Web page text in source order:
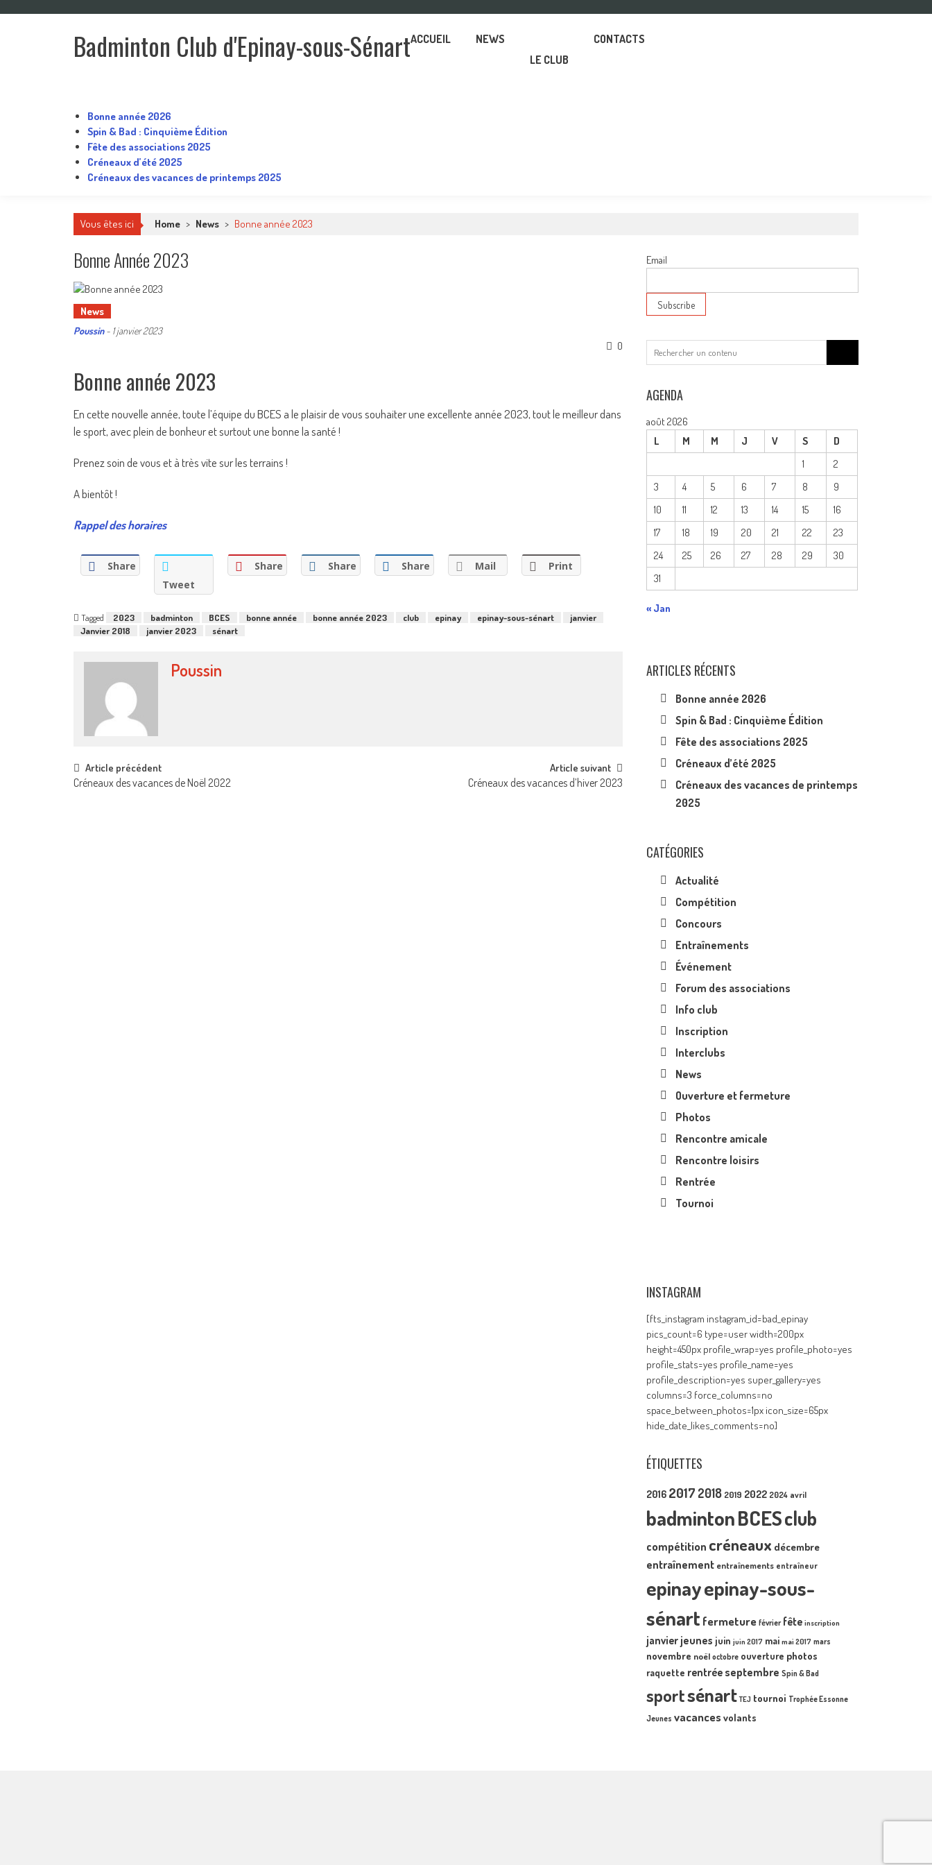
Badminton Club d'Epinay-sous-SénartACCUEIL
NEWS
LE CLUB
CONTACTS
Bonne année 2026
Spin & Bad : Cinquième Édition
Fête des associations 2025
Créneaux d’été 2025
Créneaux des vacances de printemps 2025
Vous êtes ici Home > News > Bonne année 2023
Bonne Année 2023
News
Poussin - 1 janvier 2023
0
Bonne année 2023
En cette nouvelle année, toute l’équipe du BCES a le plaisir de vous souhaiter une excellente année 2023, tout le meilleur dans
le sport, avec plein de bonheur et surtout une bonne la santé !
Prenez soin de vous et à très vite sur les terrains !
A bientôt !
Rappel des horaires
Share
Tweet
Share Share Share Mail Print
Tagged 2023 badminton BCES bonne année bonne année 2023 club epinay epinay-sous-sénart
janvier
Janvier 2018
janvier 2023 sénart
Poussin
Post
Article précédent
Créneaux des vacances de Noël 2022
Article suivant
Créneaux des vacances d’hiver 2023
Email
for:
AGENDA
août 2026
L
M M J V S
D
1
2
3
4 5 6 7 8
9
10
11 12 13 14 15
16
17
18 19 20 21 22
23
24
25 26 27 28 29
30
31
« Jan
ARTICLES RÉCENTS
Bonne année 2026
Spin & Bad : Cinquième Édition
Fête des associations 2025
Créneaux d’été 2025
Créneaux des vacances de printemps
2025
CATÉGORIES
Actualité
Compétition
Concours
Entraînements
Événement
Forum des associations
Info club
Inscription
Interclubs
News
Ouverture et fermeture
Photos
Rencontre amicale
Rencontre loisirs
Rentrée
Tournoi
INSTAGRAM
[fts_instagram instagram_id=bad_epinay
pics_count=6 type=user width=200px
height=450px profile_wrap=yes profile_photo=yes
profile_stats=yes profile_name=yes
profile_description=yes super_gallery=yes
columns=3 force_columns=no
space_between_photos=1px icon_size=65px
hide_date_likes_comments=no]
ÉTIQUETTES
2016 2017 2018 2019 2022 2024 avril
badmintonBCESclub
compétition créneaux décembre
entraînement entraînements entraîneur
epinayepinay-sous-
sénart fermeture février fête inscription
janvier jeunes juin juin 2017 mai mai 2017 mars
novembre noël octobre ouverture photos
raquette rentrée septembre Spin & Bad
sportsénart TEJ tournoi Trophée Essonne
Jeunes vacancesvolants